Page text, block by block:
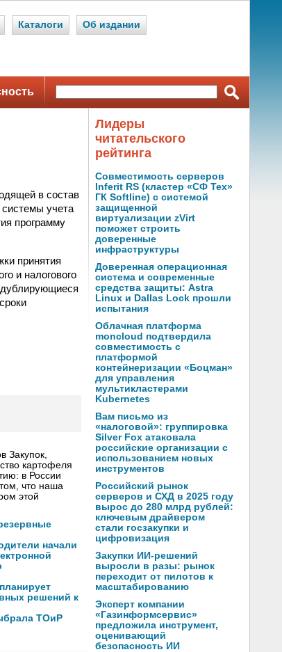
Каталоги Об издании
в состав
учета
программу
принятия
и налогового
дублирующиеся
Закупок,
картофеля
в России
что наша
этой
начали
решений к
ТОиР
Лидеры
читательского
рейтинга
Совместимость серверов
Inferit RS (кластер «СФ Тех»
ГК Softline) с системой
защищенной
виртуализации zVirt
поможет строить
доверенные
инфраструктуры
Доверенная операционная
система и современные
средства защиты: Astra
Linux и Dallas Lock прошли
испытания
Облачная платформа
moncloud подтвердила
совместимость с
платформой
контейнеризации «Боцман»
для управления
мультикластерами
Kubernetes
Вам письмо из
«налоговой»: группировка
Silver Fox атаковала
российские организации с
использованием новых
инструментов
Российский рынок
серверов и СХД в 2025 году
вырос до 280 млрд рублей:
ключевым драйвером
стали госзакупки и
цифровизация
Закупки ИИ-решений
выросли в разы: рынок
переходит от пилотов к
масштабированию
Эксперт компании
«Газинформсервис»
предложила инструмент,
оценивающий
безопасность ИИ